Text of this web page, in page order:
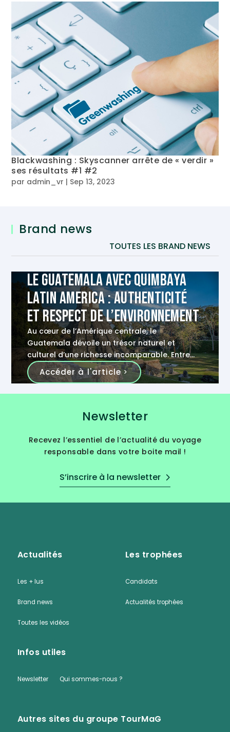
Blackwashing : Skyscanner arrête de « verdir »
ses résultats #1 #2
par admin_vr | Sep 13, 2023
Brand news
TOUTES LES BRAND NEWS
Le Guatemala avec Quimbaya
Latin America : authenticité
et respect de l’environnement
Au cœur de l’Amérique centrale, le
Guatemala dévoile un trésor naturel et
culturel d’une richesse incomparable. Entre
volcans, forêts et vestiges historiques, ce
pays offre une palette d’expériences
d’authenticité et de respect de
vous offre des voyages uniques alliant
découverte culturelle et préservation de la
Accéder à l'article
Newsletter
Recevez l’essentiel de l’actualité du voyage
responsable dans votre boite mail !
S’inscrire à la newsletter
Actualités Les trophées
Infos utiles
Les + lus
Brand news
Toutes les vidéos
Candidats
Actualités trophées
Newsletter Qui sommes-nous ?
Autres sites du groupe TourMaG